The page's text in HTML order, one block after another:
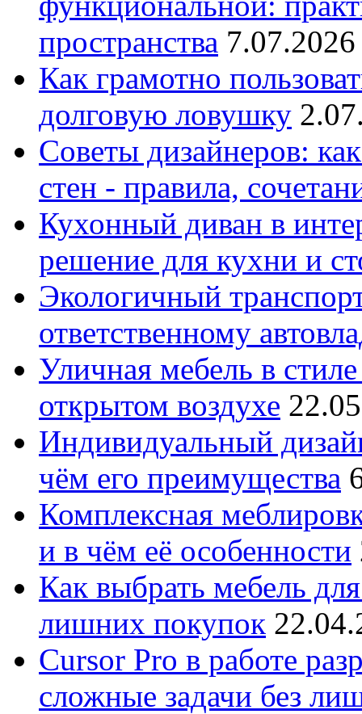
пространства
Как грамотно
долговую ловушку
Советы дизайнеров:
стен - правила,
Кухонный диван в
решение для кухни и
Экологичный
ответственному
Уличная мебель в
открытом воздухе
Индивидуальный
чём его преимущества
Комплексная
и в чём её особенности
Как выбрать мебель
лишних покупок
Cursor Pro в работе
сложные задачи без